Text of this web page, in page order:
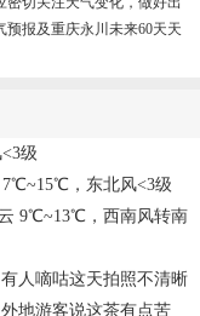
报及重庆永川未来60天天
级
7℃~15℃，东北风<3级
9℃~13℃，西南风转南
人嘀咕这天拍照不清晰
地游客说这茶有点苦